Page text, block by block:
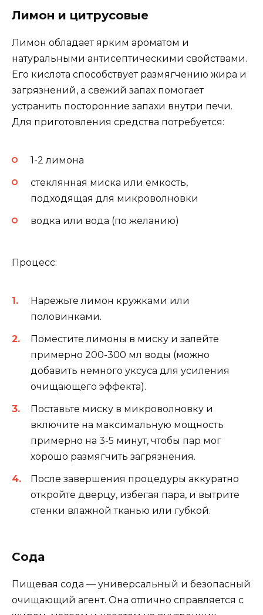
Лимон и цитрусовые
Лимон обладает ярким ароматом и
натуральными антисептическими свойствами.
Его кислота способствует размягчению жира и
загрязнений, а свежий запах помогает
устранить посторонние запахи внутри печи.
Для приготовления средства потребуется:
1-2 лимона
стеклянная миска или емкость,
подходящая для микроволновки
водка или вода (по желанию)
Процесс:
Нарежьте лимон кружками или
половинками.
Поместите лимоны в миску и залейте
примерно 200-300 мл воды (можно
добавить немного уксуса для усиления
очищающего эффекта).
Поставьте миску в микроволновку и
включите на максимальную мощность
примерно на 3-5 минут, чтобы пар мог
хорошо размягчить загрязнения.
После завершения процедуры аккуратно
откройте дверцу, избегая пара, и вытрите
стенки влажной тканью или губкой.
Сода
Пищевая сода — универсальный и безопасный
очищающий агент. Она отлично справляется с